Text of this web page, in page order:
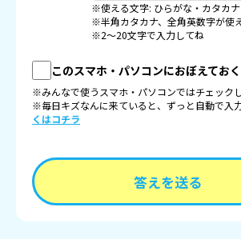
※使える文字: ひらがな・カタカ
※半角カタカナ、全角英数字が使
※2〜20文字で入力してね
このスマホ・パソコンにおぼえておく
※みんなで使うスマホ・パソコンではチェック
※毎日キズなんに来ていると、ずっと自動で入力
くはコチラ
答えを送る